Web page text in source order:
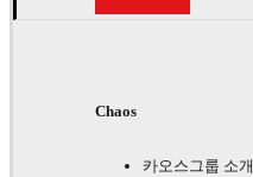
Chaos
카오스그룹 소개